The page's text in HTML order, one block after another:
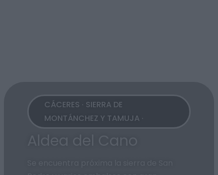
CÁCERES · SIERRA DE
MONTÁNCHEZ Y TAMUJA ·
Aldea del Cano